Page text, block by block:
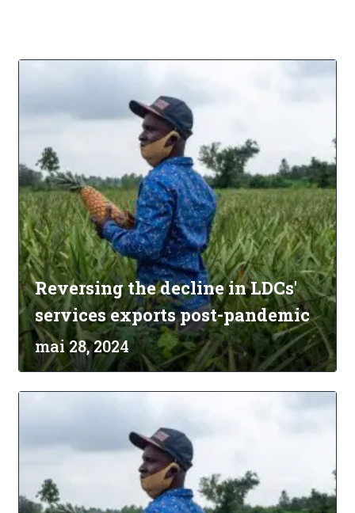
Reversing the decline in LDCs'
services exports post-pandemic
mai 28, 2024